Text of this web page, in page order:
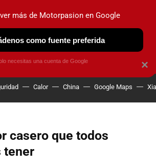
ELÉCTRICOS OBSERVATORIO
Calor China Google Maps
casero que todos
tener
×
más de Motorpasion en Google
como fuente preferida
necesitas una cuenta de Google